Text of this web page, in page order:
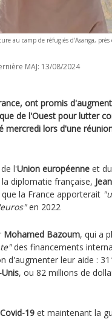
au camp de réfugiés d'Asanga,
MAJ: 13/08/2024
ont promis
de l'Ouest pour lutter
mercredi lors d'une
l'Union européenne et du
diplomatie française,
la France apporterait
en 2022
Mohamed Bazoum, qui a
des financements
d'augmenter leur aide :
, ou 82 millions de
Covid-19 et maintenant la